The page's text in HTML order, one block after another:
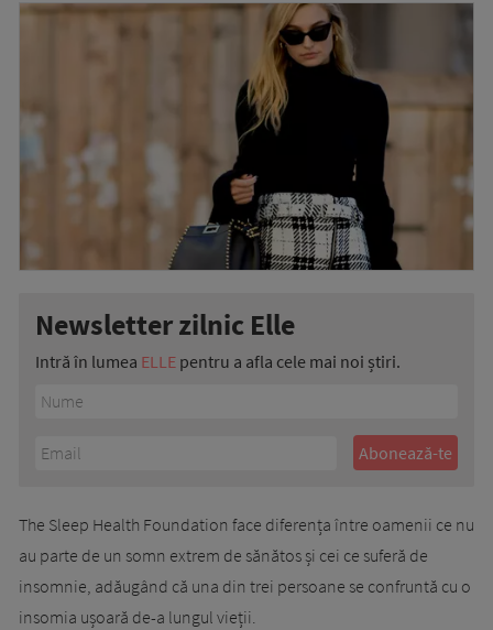
Newsletter zilnic Elle
Intră în lumea ELLE pentru a afla cele mai noi știri.
The Sleep Health Foundation face diferența între oamenii ce nu
au parte de un somn extrem de sănătos și cei ce suferă de
insomnie, adăugând că una din trei persoane se confruntă cu o
insomia ușoară de-a lungul vieții.